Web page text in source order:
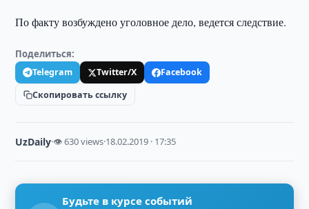
По факту возбуждено уголовное дело, ведется следствие.
Поделиться:
Telegram Twitter/X
Facebook
Скопировать ссылку
UzDaily·👁 630 views·18.02.2019 · 17:35
Будьте в курсе событий